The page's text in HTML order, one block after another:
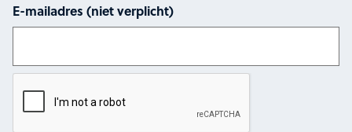
E-mailadres (niet verplicht)